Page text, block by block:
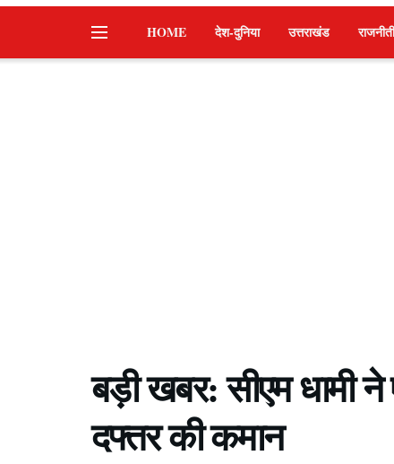
HOME देश-दुनिया उत्तराखंड राजनीती
बड़ी खबर: सीएम धामी ने
दफ्तर की कमान